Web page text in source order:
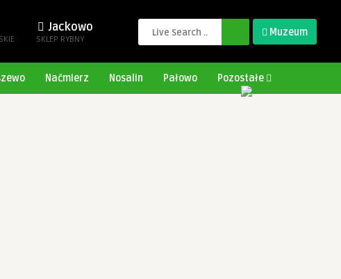
Jackowo
SKLEP RYBNY
Muzeum
Naćmierz Nosalin Pałowo Pozostałe